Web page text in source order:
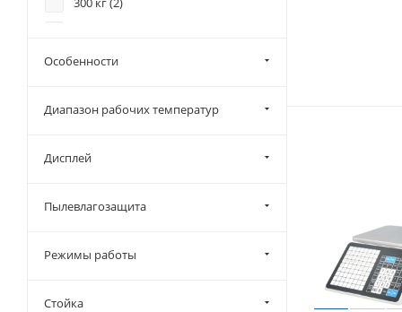
1000 кг (
Особенности
Диапазон рабочих температур
Дисплей
Пылевлагозащита
Режимы работы
Стойка